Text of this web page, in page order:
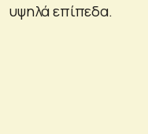
υψηλά επίπεδα.